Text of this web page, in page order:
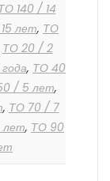
140 / 14
лет, ТО
ТО 20 / 2
, ТО 40
/ 5 лет,
, ТО 70 / 7
лет, ТО 90